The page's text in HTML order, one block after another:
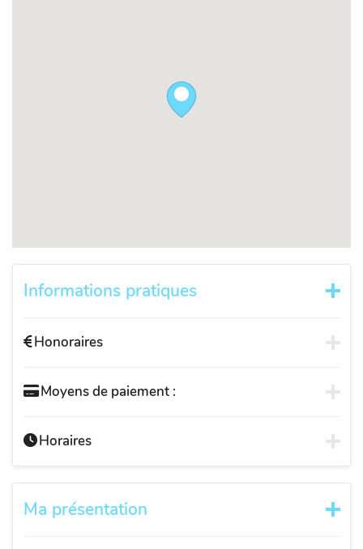
Informations pratiques
Honoraires
Moyens de paiement :
Horaires
Ma présentation